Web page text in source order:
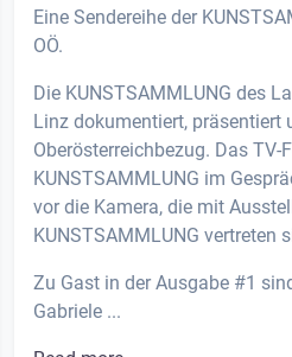
Eine Sendereihe der
OÖ.
Die KUNSTSAMMLUNG des
Linz dokumentiert, präsentiert
Oberösterreichbezug. Das TV-
KUNSTSAMMLUNG im
vor die Kamera, die mit
KUNSTSAMMLUNG vertreten
Zu Gast in der Ausgabe #1
Gabriele ...